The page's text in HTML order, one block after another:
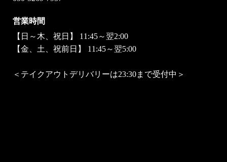
営業時間
【日～木、祝日】 11:45～翌2:00
【金、土、祝前日】 11:45～翌5:00
＜テイクアウトデリバリーは23:30まで受付中＞